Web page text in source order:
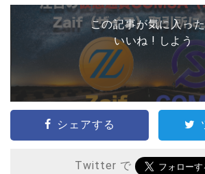
この記事が気に入っ
いいね ! しよう
シェアする
Twitter で